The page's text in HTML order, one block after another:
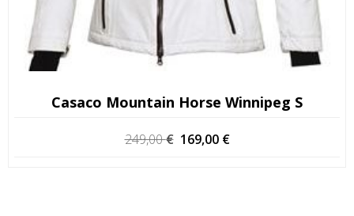
Casaco Mountain Horse Winnipeg S
249,00€ O
169,00 €